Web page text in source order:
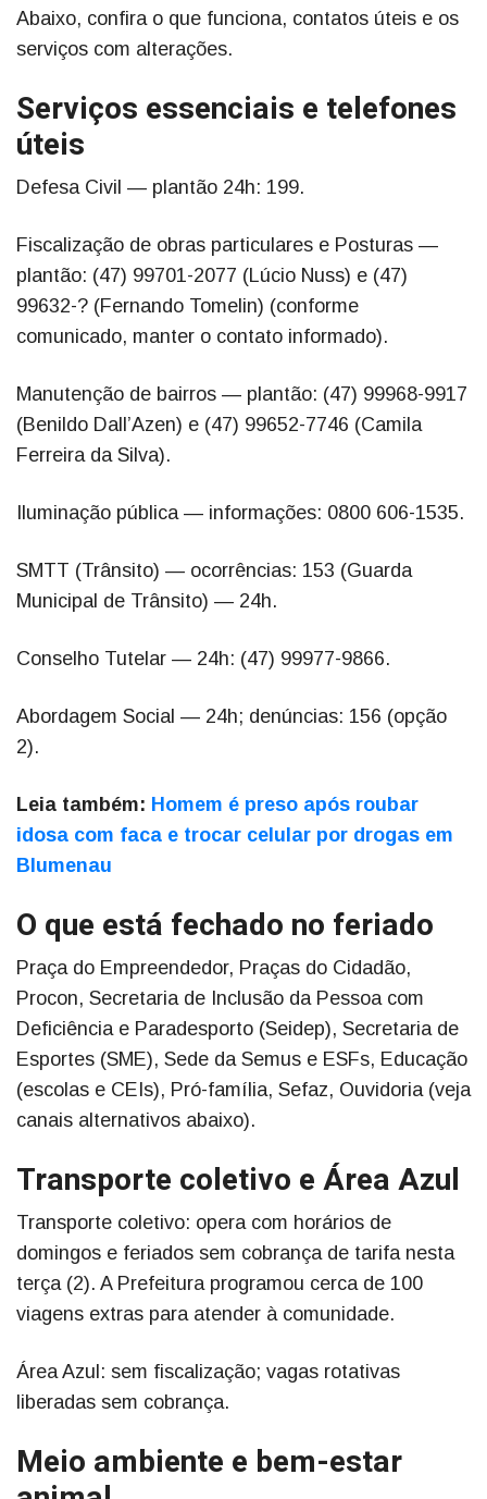
Abaixo, confira o que funciona, contatos úteis e os
serviços com alterações.
Serviços essenciais e telefones
úteis
Defesa Civil — plantão 24h: 199.
Fiscalização de obras particulares e Posturas —
plantão: (47) 99701-2077 (Lúcio Nuss) e (47)
99632-? (Fernando Tomelin) (conforme
comunicado, manter o contato informado).
Manutenção de bairros — plantão: (47) 99968-9917
(Benildo Dall’Azen) e (47) 99652-7746 (Camila
Ferreira da Silva).
Iluminação pública — informações: 0800 606-1535.
SMTT (Trânsito) — ocorrências: 153 (Guarda
Municipal de Trânsito) — 24h.
Conselho Tutelar — 24h: (47) 99977-9866.
Abordagem Social — 24h; denúncias: 156 (opção
2).
Leia também: Homem é preso após roubar
idosa com faca e trocar celular por drogas em
Blumenau
O que está fechado no feriado
Praça do Empreendedor, Praças do Cidadão,
Procon, Secretaria de Inclusão da Pessoa com
Deficiência e Paradesporto (Seidep), Secretaria de
Esportes (SME), Sede da Semus e ESFs, Educação
(escolas e CEIs), Pró-família, Sefaz, Ouvidoria (veja
canais alternativos abaixo).
Transporte coletivo e Área Azul
Transporte coletivo: opera com horários de
domingos e feriados sem cobrança de tarifa nesta
terça (2). A Prefeitura programou cerca de 100
viagens extras para atender à comunidade.
Área Azul: sem fiscalização; vagas rotativas
liberadas sem cobrança.
Meio ambiente e bem-estar